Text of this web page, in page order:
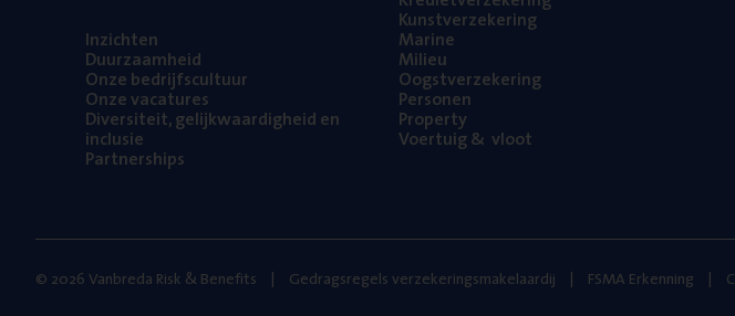
Inzich­ten
Duur­zaam­heid
Onze bedrijfs­cul­tuur
Onze vaca­tu­res
Diver­si­teit, gelijk­waar­dig­heid en
inclusie
Part­ner­ships
Kunst­ver­ze­ke­ring
Mari­ne
Mili­eu
Oogst­ver­ze­ke­ring
Per­so­nen
Pro­per­ty
Voer­tuig& vloot
© 2026 Vanbreda Risk & Benefits Gedragsregels verzekeringsmakelaardij FSMA Erkenning